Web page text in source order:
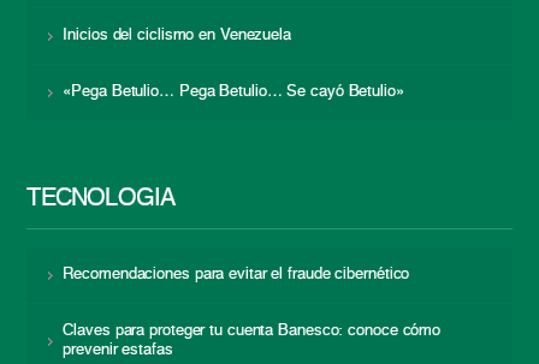
Inicios del ciclismo en Venezuela
«Pega Betulio… Pega Betulio… Se cayó Betulio»
TECNOLOGÍA
Recomendaciones para evitar el fraude cibernético
Claves para proteger tu cuenta Banesco: conoce cómo
prevenir estafas